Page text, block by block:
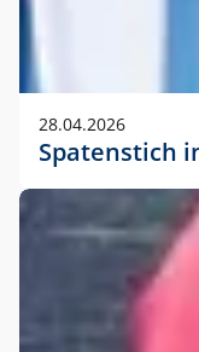
28.04.2026
Spatenstich